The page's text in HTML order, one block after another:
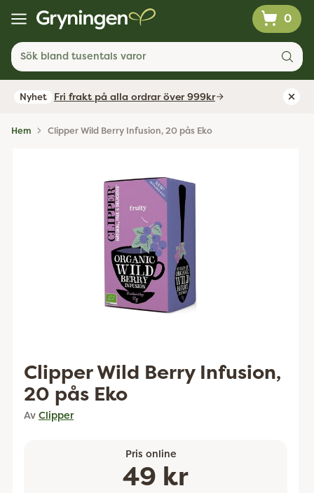
0
Sök bland tusentals varor
Nyhet Fri frakt på alla ordrar över 999kr
Hem Clipper Wild Berry Infusion, 20 pås Eko
Clipper Wild Berry Infusion,
20 pås Eko
Av Clipper
Pris online
Ordinarie
49 kr